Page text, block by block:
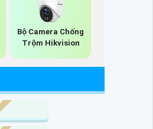
Bộ Camera Chống
Trộm Hikvision